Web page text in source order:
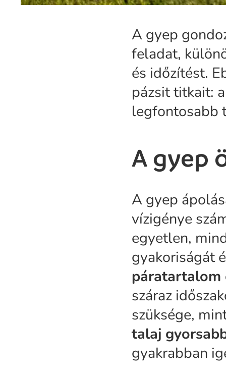
A gyep
feladat,
és időzítést.
pázsit titkait:
legfontosabb
A gyep
A gyep
vízigénye
egyetlen,
gyakoriságát
páratartalom
száraz
szüksége,
talaj
gyakrabban